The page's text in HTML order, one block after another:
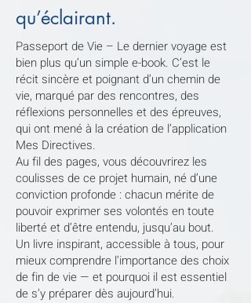
qu’éclairant.
Passeport de Vie – Le dernier voyage est
bien plus qu’un simple e-book. C’est le
récit sincère et poignant d’un chemin de
vie, marqué par des rencontres, des
réflexions personnelles et des épreuves,
qui ont mené à la création de l’application
Mes Directives.
Au fil des pages, vous découvrirez les
coulisses de ce projet humain, né d’une
conviction profonde : chacun mérite de
pouvoir exprimer ses volontés en toute
liberté et d’être entendu, jusqu’au bout.
Un livre inspirant, accessible à tous, pour
mieux comprendre l’importance des choix
de fin de vie — et pourquoi il est essentiel
de s’y préparer dès aujourd’hui.